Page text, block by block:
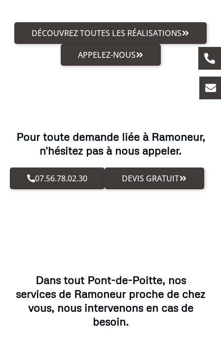
DÉCOUVREZ TOUTES LES RÉALISATIONS
APPELEZ-NOUS
Pour toute demande liée à Ramoneur,
n'hésitez pas à nous appeler.
07.56.78.02.30 DEVIS GRATUIT
Dans tout Pont-de-Poitte, nos
services de Ramoneur proche de chez
vous, nous intervenons en cas de
besoin.